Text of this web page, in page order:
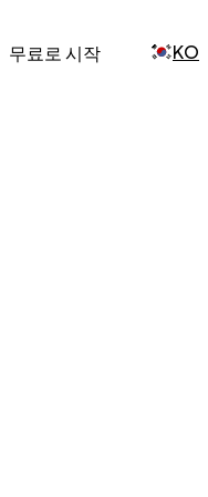
무료로 시작 KO